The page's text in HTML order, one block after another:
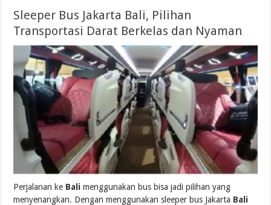
Sleeper Bus Jakarta Bali, Pilihan
Transportasi Darat Berkelas dan Nyaman
Perjalanan ke Bali menggunakan bus bisa jadi pilihan yang
menyenangkan. Dengan menggunakan sleeper bus Jakarta Bali